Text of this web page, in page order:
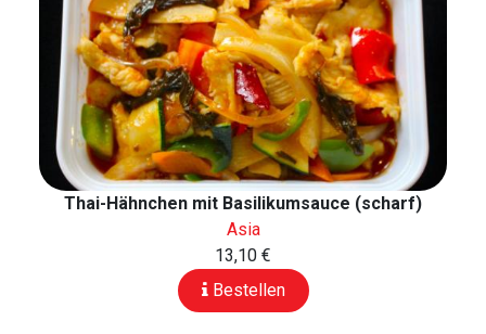
Thai-Hähnchen mit Basilikumsauce (scharf)
Asia
13,10 €
Bestellen